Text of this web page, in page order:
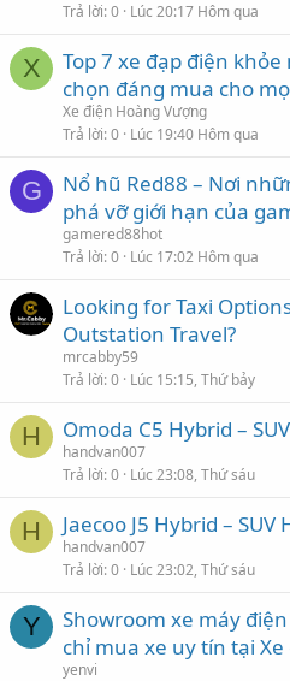
Trả lời 0 Lúc 20:17 Hôm qua
X
Top 7 xe đạp điện
chọn đáng mua cho
Xe điện Hoàng Vượng
Trả lời 0 Lúc 19:40 Hôm qua
G
Nổ hũ Red88 – Nơi
phá vỡ giới hạn của
gamered88hot
Trả lời 0 Lúc 17:02 Hôm qua
Looking for Taxi
Outstation Travel?
mrcabby59
Trả lời 0 Lúc 15:15, Thứ bảy
H Omoda C5 Hybrid –
handvan007
Trả lời 0 Lúc 23:08, Thứ sáu
H Jaecoo J5 Hybrid –
handvan007
Trả lời 0 Lúc 23:02, Thứ sáu
Y
Showroom xe máy
chỉ mua xe uy tín tại
yenvi